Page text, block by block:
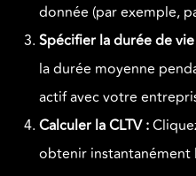
donnée (par exemple,
Spécifier la durée de
la durée moyenne
actif avec votre
Calculer la CLTV :
obtenir instantanément